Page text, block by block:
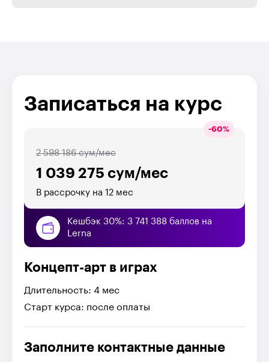
Записаться на курс
-60%
1 039 275 сум/мес
2 598 186 сум/мес
В рассрочку на 12 мес
Кешбэк 30%: 3 741 388 баллов на
Lerna
Концепт-арт в играх
Длительность: 4 мес
Старт курса: после оплаты
Заполните контактные данные